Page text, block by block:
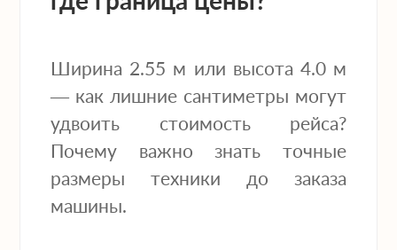
Ширина 2.55 м или высота 4.0 м
— как лишние сантиметры могут
удвоить стоимость рейса?
Почему важно знать точные
размеры техники до заказа
машины.